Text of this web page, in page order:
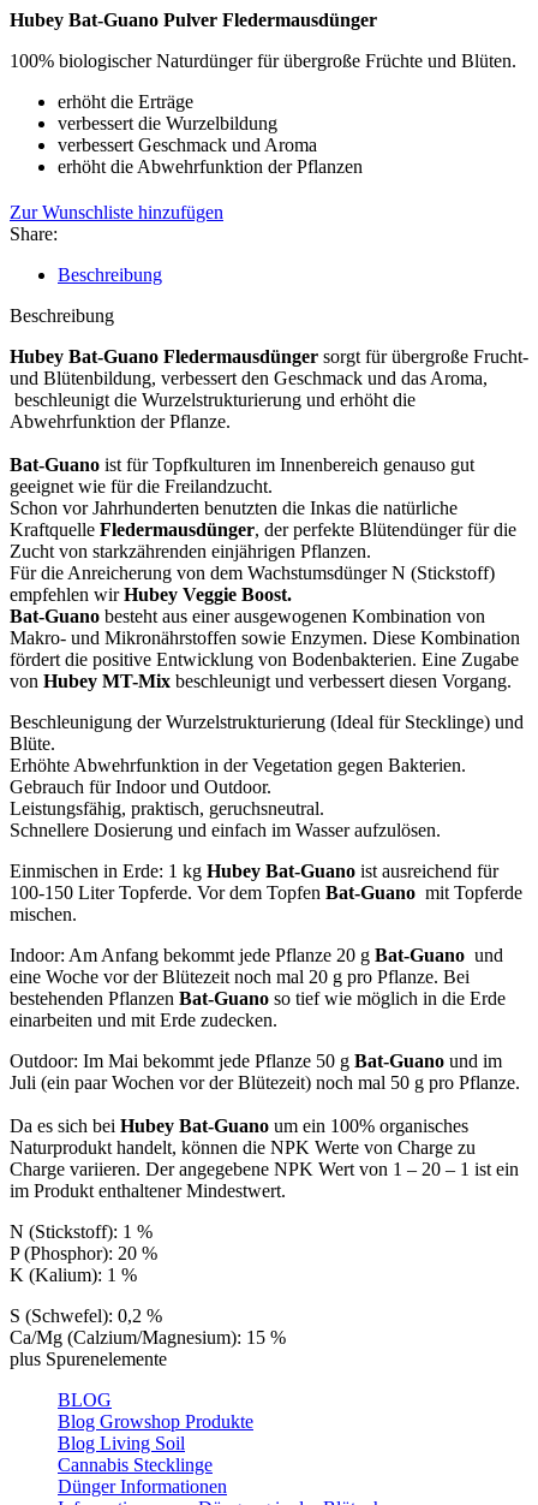
Hubey Bat-Guano Pulver Fledermausdünger
100% biologischer Naturdünger für übergroße Früchte und Blüten.
erhöht die Erträge
verbessert die Wurzelbildung
verbessert Geschmack und Aroma
erhöht die Abwehrfunktion der Pflanzen
Zur Wunschliste hinzufügen
Share:
Beschreibung
Beschreibung
Hubey Bat-Guano Fledermausdünger sorgt für übergroße Frucht-
und Blütenbildung, verbessert den Geschmack und das Aroma,
beschleunigt die Wurzelstrukturierung und erhöht die
Abwehrfunktion der Pflanze.
Bat-Guano ist für Topfkulturen im Innenbereich genauso gut
geeignet wie für die Freilandzucht.
Schon vor Jahrhunderten benutzten die Inkas die natürliche
Kraftquelle Fledermausdünger, der perfekte Blütendünger für die
Zucht von starkzährenden einjährigen Pflanzen.
Für die Anreicherung von dem Wachstumsdünger N (Stickstoff)
empfehlen wirHubey Veggie Boost.
Bat-Guano besteht aus einer ausgewogenen Kombination von
Makro- und Mikronährstoffen sowie Enzymen. Diese Kombination
fördert die positive Entwicklung von Bodenbakterien. Eine Zugabe
von Hubey MT-Mix beschleunigt und verbessert diesen Vorgang.
Beschleunigung der Wurzelstrukturierung (Ideal für Stecklinge) und
Blüte.
Erhöhte Abwehrfunktion in der Vegetation gegen Bakterien.
Gebrauch für Indoor und Outdoor.
Leistungsfähig, praktisch, geruchsneutral.
Schnellere Dosierung und einfach im Wasser aufzulösen.
Einmischen in Erde: 1 kg Hubey Bat-Guano ist ausreichend für
100-150 Liter Topferde. Vor dem Topfen Bat-Guano mit Topferde
mischen.
Indoor: Am Anfang bekommt jede Pflanze 20 g Bat-Guano und
eine Woche vor der Blütezeit noch mal 20 g pro Pflanze. Bei
bestehenden Pflanzen Bat-Guano so tief wie möglich in die Erde
einarbeiten und mit Erde zudecken.
Outdoor: Im Mai bekommt jede Pflanze 50 g Bat-Guano und im
Juli (ein paar Wochen vor der Blütezeit) noch mal 50 g pro Pflanze.
Da es sich bei Hubey Bat-Guano um ein 100% organisches
Naturprodukt handelt, können die NPK Werte von Charge zu
Charge variieren. Der angegebene NPK Wert von 1 – 20 – 1 ist ein
im Produkt enthaltener Mindestwert.
N (Stickstoff): 1 %
P (Phosphor): 20 %
K (Kalium): 1 %
S (Schwefel): 0,2 %
Ca/Mg (Calzium/Magnesium): 15 %
plus Spurenelemente
BLOG
Blog Growshop Produkte
Blog Living Soil
Cannabis Stecklinge
Dünger Informationen